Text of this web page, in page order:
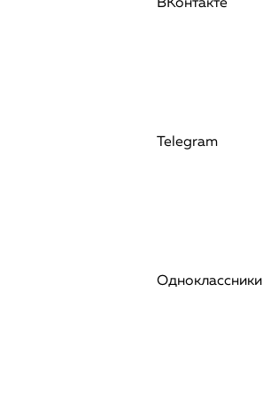
ВКонтакте
Telegram
Одноклассники